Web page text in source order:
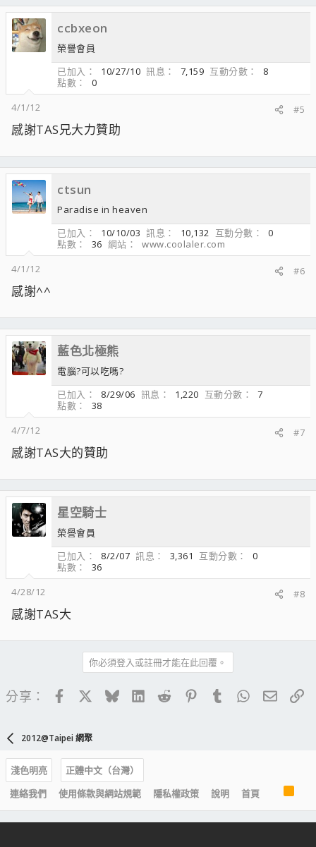
ccbxeon
榮譽會員
已加入
10/27/10 訊息 7,159 互動分數
8
點數
0
4/1/12
#5
感謝TAS兄大力贊助
ctsun
Paradise in heaven
已加入
10/10/03 訊息 10,132 互動分數
0
點數
36 網站
www.coolaler.com
4/1/12
#6
感謝^^
藍色北極熊
電腦?可以吃嗎?
已加入
8/29/06 訊息 1,220 互動分數
7
點數
38
4/7/12
#7
感謝TAS大的贊助
星空騎士
榮譽會員
已加入
8/2/07 訊息 3,361 互動分數
0
點數
36
4/28/12
#8
感謝TAS大
你必須登入或註冊才能在此回覆。
分享： FacebookBlueskyLinkedIn
Reddit PinterestTumblrWhatsApp
電子
2012@Taipei 網聚
淺色明亮
正體中文（台灣）
連絡我們
使用條款與網站規範 隱私權政策 說明 首頁
S